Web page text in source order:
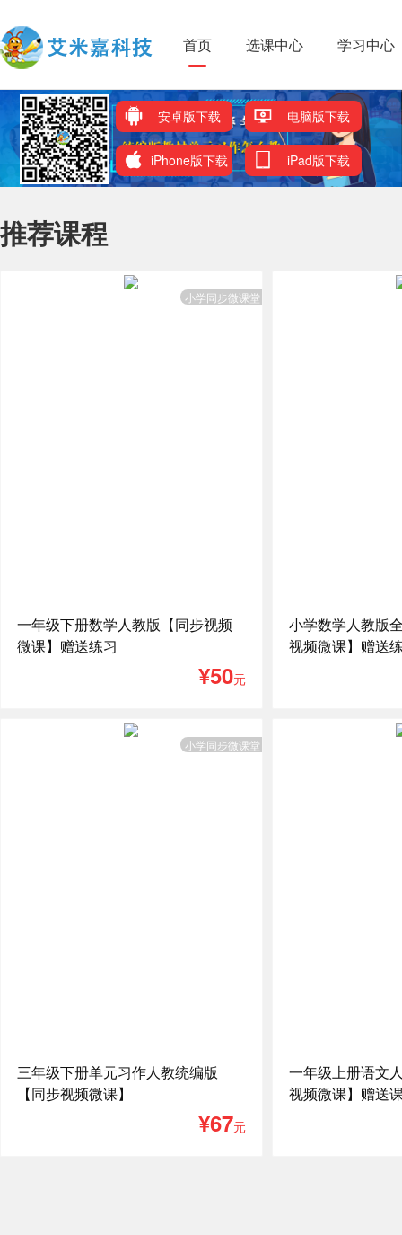
首页 选课中心 学习中心
安卓版下载 电脑版下载
iPhone版下载 iPad版下载
推荐课程
小学同步微课堂
一年级下册数学人教版【同步视频
微课】赠送练习
¥50元
小学数学人教版
视频微课】赠送
小学同步微课堂
三年级下册单元习作人教统编版
【同步视频微课】
¥67元
一年级上册语文
视频微课】赠送